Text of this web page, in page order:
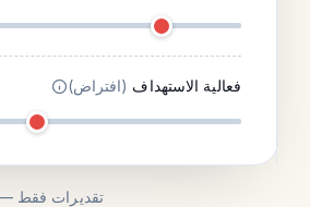
فعالية الاستهداف (افتراض)
تقديرات فقط —